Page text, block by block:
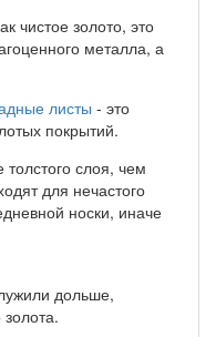
чистое золото, это
металла, а
листы - это
покрытий.
толстого слоя, чем
для нечастого
носки, иначе
дольше,